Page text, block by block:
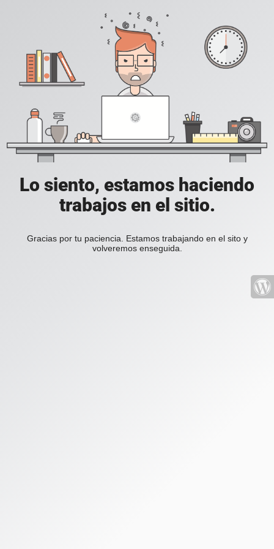
Lo siento, estamos haciendo
trabajos en el sitio.
Gracias por tu paciencia. Estamos trabajando en el sito y
volveremos enseguida.